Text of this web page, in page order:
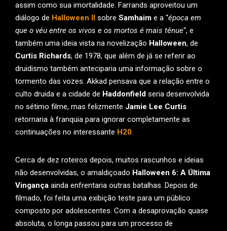
assim como sua imortalidade. Farrands aproveitou um
diálogo de Halloween II sobre Samhaim e a “época em
que o véu entre os vivos e os mortos é mais tênue“, e
também uma ideia vista na novelização Halloween, de
Curtis Richards, de 1978, que além de já se referir ao
druidismo também anteciparia uma informação sobre o
tormento das vozes. Akkad pensava que a relação entre o
culto druida e a cidade de Haddonfield seria desenvolvida
no sétimo filme, mas felizmente Jamie Lee Curtis
retornaria à franquia para ignorar completamente as
continuações no interessante H20.
Cerca de dez roteiros depois, muitos rascunhos e ideias
não desenvolvidas, o amaldiçoado Halloween 6: A Última
Vingança ainda enfrentaria outras batalhas. Depois de
filmado, foi feita uma exibição teste para um público
composto por adolescentes. Com a desaprovação quase
absoluta, o longa passou para um processo de